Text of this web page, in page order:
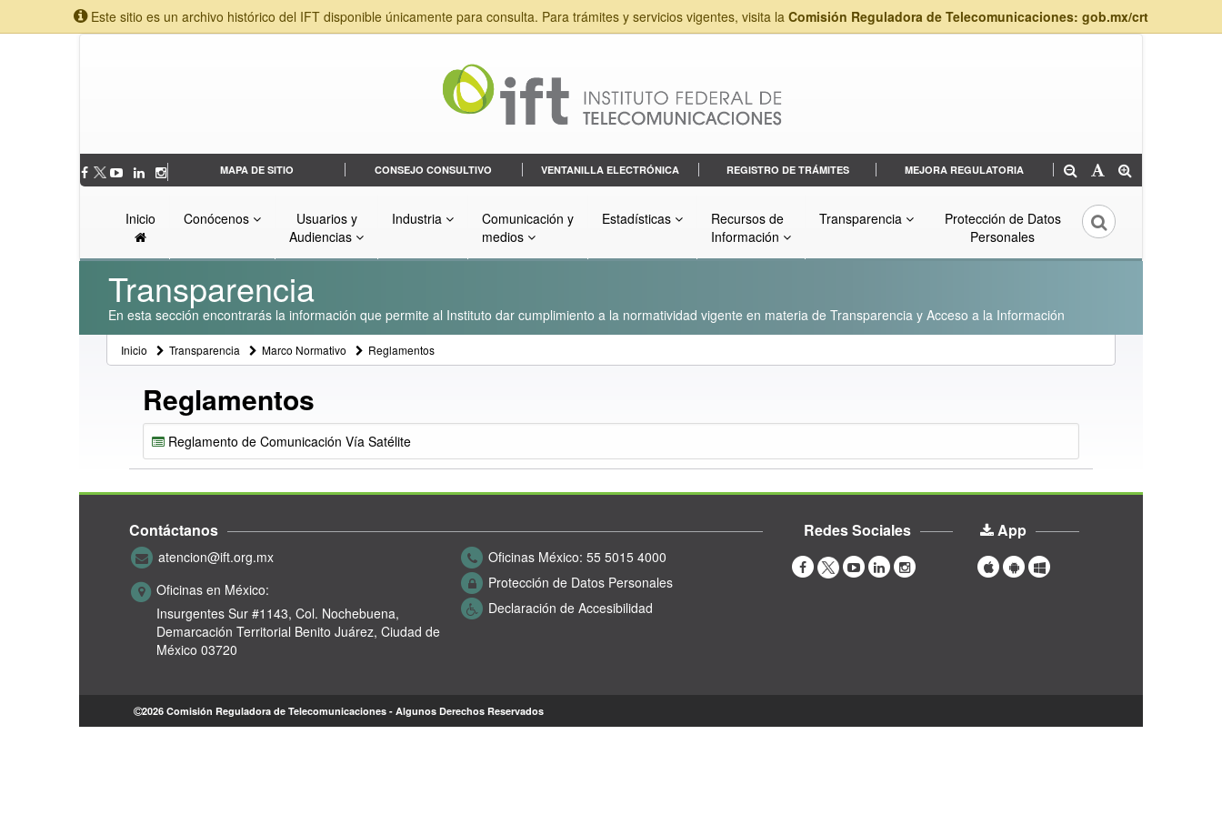
Este sitio es un archivo histórico del IFT disponible únicamente para consulta. Para trámites y servicios vigentes, visita la Comisión Reguladora de Telecomunicaciones: gob.mx/crt
MAPA DE SITIO CONSEJO CONSULTIVO VENTANILLA ELECTRÓNICA REGISTRO DE TRÁMITES MEJORA REGULATORIA
Inicio Conócenos
Usuarios y
Audiencias
Industria
Comunicación y
medios
Estadísticas
Recursos de
Información
Transparencia
Protección de Datos
Personales
Transparencia
En esta sección encontrarás la información que permite al Instituto dar cumplimiento a la normatividad vigente en materia de Transparencia y Acceso a la Información
Inicio Transparencia Marco Normativo Reglamentos
Reglamentos
Reglamento de Comunicación Vía Satélite
Contáctanos
atencion@ift.org.mx
Oficinas en México:
Insurgentes Sur #1143, Col. Nochebuena,
Demarcación Territorial Benito Juárez, Ciudad de
México 03720
Oficinas México: 55 5015 4000
Protección de Datos Personales
Declaración de Accesibilidad
Redes Sociales App
2026 Comisión Reguladora de Telecomunicaciones - Algunos Derechos Reservados